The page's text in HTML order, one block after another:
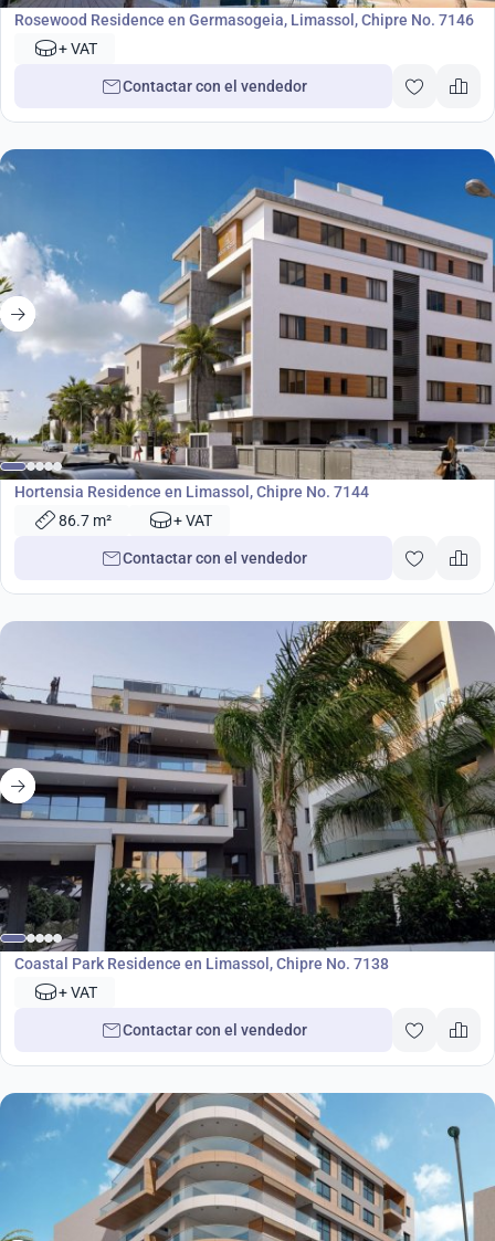
Rosewood Residence en Germasogeia, Limassol, Chipre No. 7146
+ VAT
Contactar con el vendedor
desde€570 000
Desarrollo
Hortensia Residence en Limassol, Chipre No. 7144
86.7 m²
+ VAT
Contactar con el vendedor
Desarrollo
Coastal Park Residence en Limassol, Chipre No. 7138
+ VAT
Contactar con el vendedor